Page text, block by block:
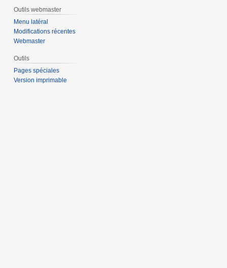
Outils webmaster
Menu latéral
Modifications récentes
Webmaster
Outils
Pages spéciales
Version imprimable